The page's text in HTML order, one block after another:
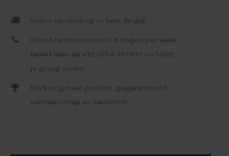
Gratis verzending in heel België
Onze klantenservice is 6 dagen per week
bereikbaar op +32 (0)14 397837 en helpt
je graag verder
100% origineel product, gegarandeerd
vakmanschap en kwaliteit!